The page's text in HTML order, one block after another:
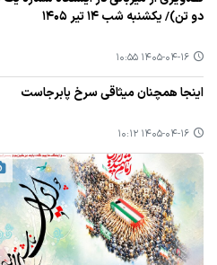
دو تن)/ یکشنبه شب ۱۴ تیر ۱۴۰۵
۱۴۰۵-۰۴-۱۶ ۱۰:۵۵
اینجا همچنان میثاقی سرخ پابرجاست
۱۴۰۵-۰۴-۱۶ ۱۰:۱۲